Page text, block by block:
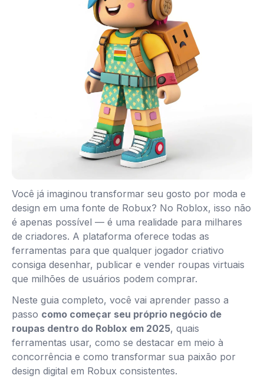
Você já imaginou transformar seu gosto por moda e
design em uma fonte de Robux? No Roblox, isso não
é apenas possível — é uma realidade para milhares
de criadores. A plataforma oferece todas as
ferramentas para que qualquer jogador criativo
consiga desenhar, publicar e vender roupas virtuais
que milhões de usuários podem comprar.
Neste guia completo, você vai aprender passo a
passo como começar seu próprio negócio de
roupas dentro do Roblox em 2025, quais
ferramentas usar, como se destacar em meio à
concorrência e como transformar sua paixão por
design digital em Robux consistentes.